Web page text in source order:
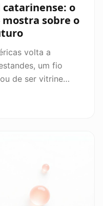
o
mostra sobre o
volta a
um fio
de ser vitrine